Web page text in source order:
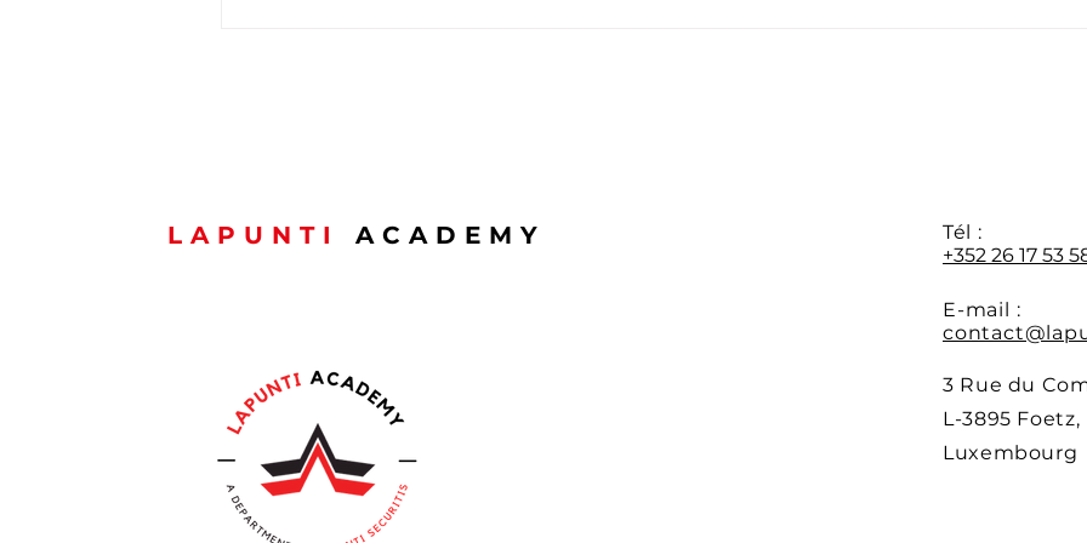
LAPUNTI ACADEMY
Tél :
+352 26 17 53
E-mail :
3 Rue du
L-3895 Foetz,
Luxembourg